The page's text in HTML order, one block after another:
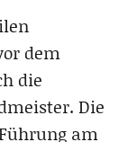
dem
die
Die
am